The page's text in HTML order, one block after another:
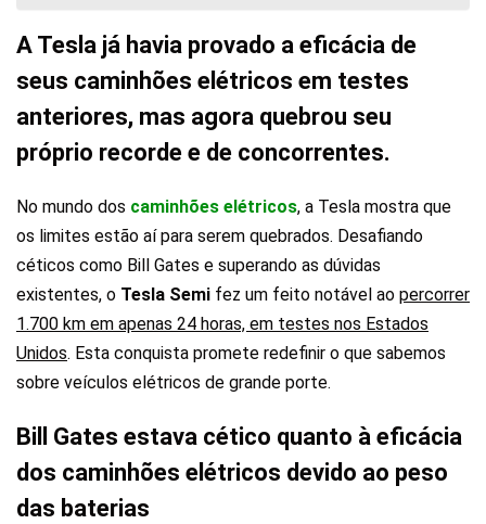
A Tesla já havia provado a eficácia de
seus caminhões elétricos em testes
anteriores, mas agora quebrou seu
próprio recorde e de concorrentes.
No mundo dos caminhões elétricos, a Tesla mostra que
os limites estão aí para serem quebrados. Desafiando
céticos como Bill Gates e superando as dúvidas
existentes, o Tesla Semi fez um feito notável ao percorrer
1.700 km em apenas 24 horas, em testes nos Estados
Unidos. Esta conquista promete redefinir o que sabemos
sobre veículos elétricos de grande porte.
Bill Gates estava cético quanto à eficácia
dos caminhões elétricos devido ao peso
das baterias